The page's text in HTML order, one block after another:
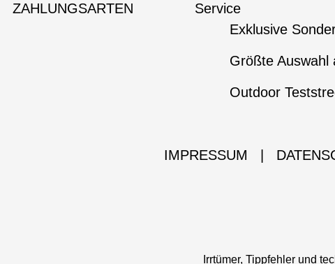
ZAHLUNGSARTEN
Service
Exklusive
Größte Auswahl
Outdoor
IMPRESSUM
Irrtümer, Tippfehler und